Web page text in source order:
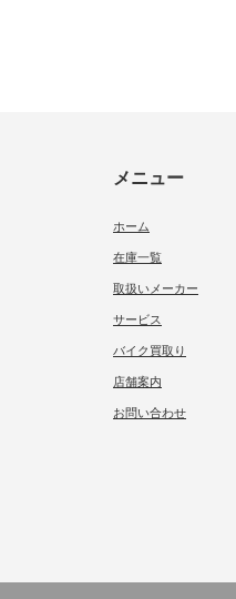
メニュー
ホーム
在庫一覧
取扱いメーカー
サービス
バイク買取り
店舗案内
お問い合わせ